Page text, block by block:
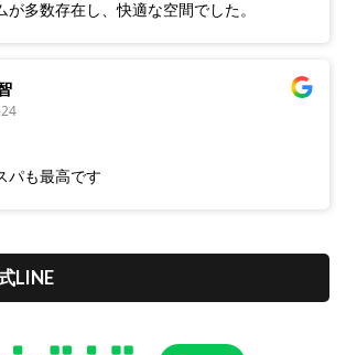
が多数存在し、快適な空間でした。
パも最高です
LINE